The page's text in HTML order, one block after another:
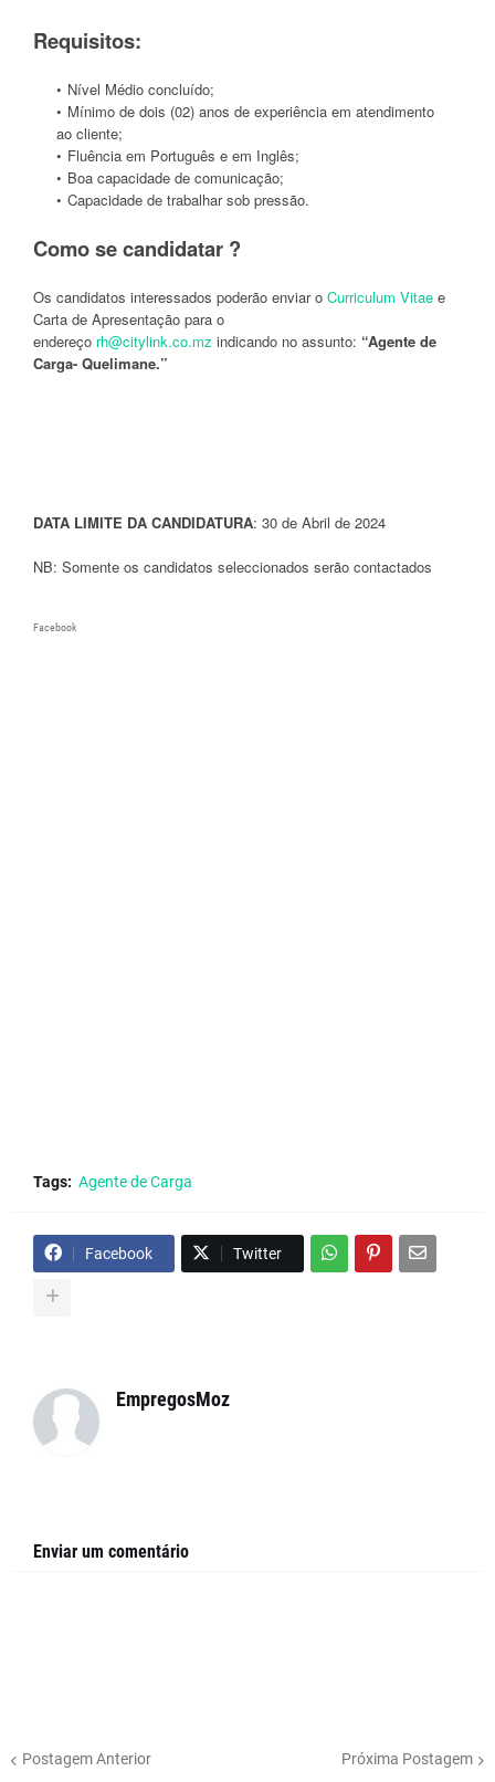
Requisitos:
Nível Médio concluído;
Mínimo de dois (02) anos de experiência em atendimento
ao cliente;
Fluência em Português e em Inglês;
Boa capacidade de comunicação;
Capacidade de trabalhar sob pressão.
Como se candidatar ?
Os candidatos interessados poderão enviar o Curriculum Vitae e
Carta de Apresentação para o
endereço rh@citylink.co.mz indicando no assunto: “Agente de
Carga- Quelimane.”
DATA LIMITE DA CANDIDATURA: 30 de Abril de 2024
NB: Somente os candidatos seleccionados serão contactados
Facebook
Tags: Agente de Carga
Facebook Twitter
EmpregosMoz
Enviar um comentário
Postagem Anterior Próxima Postagem